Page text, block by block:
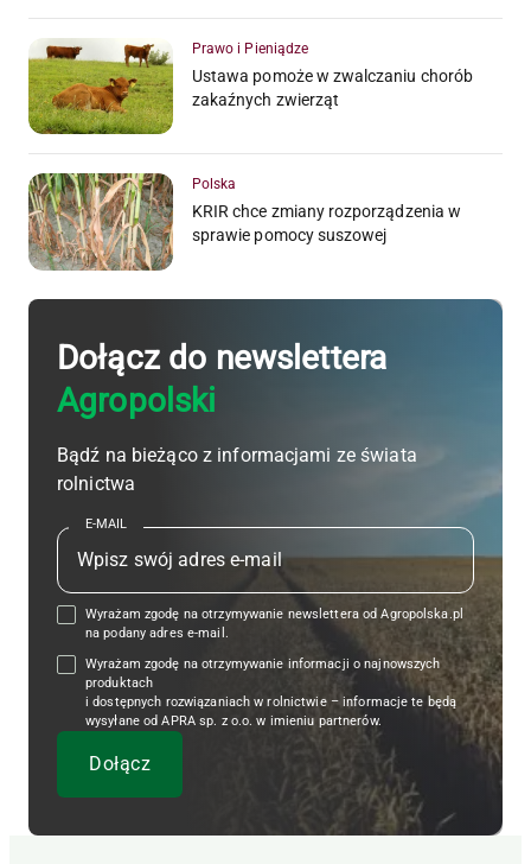
Prawo i Pieniądze
Ustawa pomoże w zwalczaniu chorób
zakaźnych zwierząt
Polska
KRIR chce zmiany rozporządzenia w
sprawie pomocy suszowej
Dołącz do newslettera
Agropolski
Bądź na bieżąco z informacjami ze świata
rolnictwa
E-MAIL
Wyrażam zgodę na otrzymywanie newslettera od Agropolska.pl
na podany adres e-mail.
Wyrażam zgodę na otrzymywanie informacji o najnowszych
produktach
i dostępnych rozwiązaniach w rolnictwie – informacje te będą
wysyłane od APRA sp. z o.o. w imieniu partnerów.